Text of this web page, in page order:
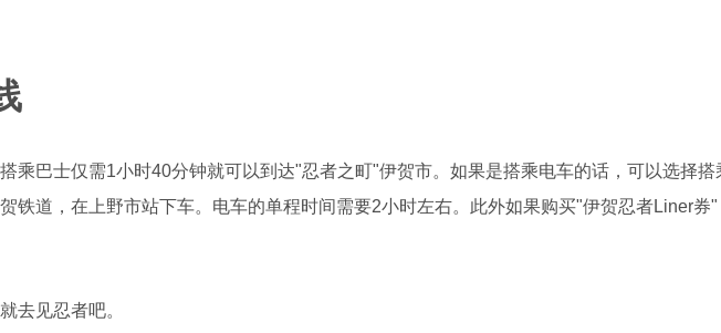
乘巴士仅需1小时40分钟就可以到达"忍者之町"伊贺市。如果是搭乘电车的话，可以选择
铁道，在上野市站下车。电车的单程时间需要2小时左右。此外如果购买"伊贺忍者Liner券
去见忍者吧。